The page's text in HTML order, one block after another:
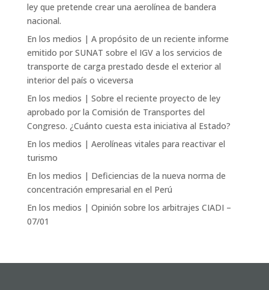
ley que pretende crear una aerolínea de bandera
nacional.
En los medios | A propósito de un reciente informe
emitido por SUNAT sobre el IGV a los servicios de
transporte de carga prestado desde el exterior al
interior del país o viceversa
En los medios | Sobre el reciente proyecto de ley
aprobado por la Comisión de Transportes del
Congreso. ¿Cuánto cuesta esta iniciativa al Estado?
En los medios | Aerolíneas vitales para reactivar el
turismo
En los medios | Deficiencias de la nueva norma de
concentración empresarial en el Perú
En los medios | Opinión sobre los arbitrajes CIADI –
07/01